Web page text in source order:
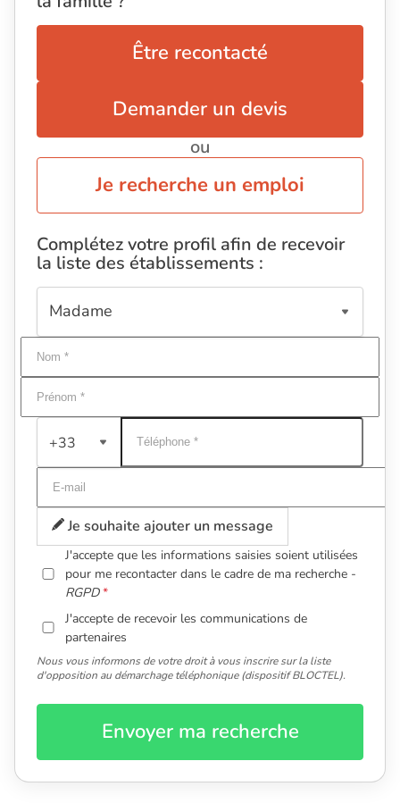
Être recontacté
Demander un devis
ou
Je recherche un emploi
Complétez votre profil afin de recevoir
la liste des établissements :
+33
Je souhaite ajouter un message
J'accepte que les informations saisies soient utilisées
pour me recontacter dans le cadre de ma recherche -
RGPD
J'accepte de recevoir les communications de
partenaires
Nous vous informons de votre droit à vous inscrire sur la liste
d'opposition au démarchage téléphonique (dispositif BLOCTEL).
Envoyer ma recherche